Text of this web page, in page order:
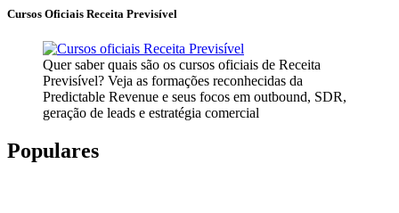
Cursos Oficiais Receita Previsível
Quer saber quais são os cursos oficiais de Receita
Previsível? Veja as formações reconhecidas da
Predictable Revenue e seus focos em outbound, SDR,
geração de leads e estratégia comercial
Populares